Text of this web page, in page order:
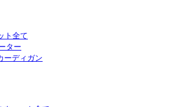
ト全て
ター
ーディガン